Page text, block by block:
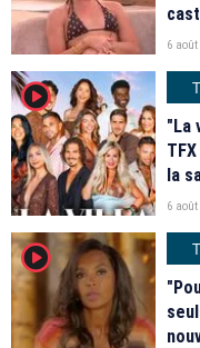
6 août
player2
"La
la
6 août
player2